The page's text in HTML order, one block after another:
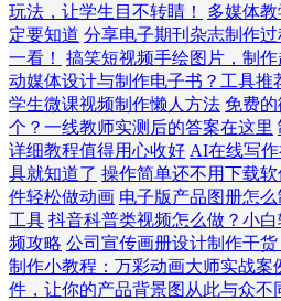
玩法，让学生目不转睛！
多媒体
定要知道 分享电子期刊杂志制作
一看！
搞笑短视频手绘图片，制
动媒体设计与制作电子书？工具推
学生微课视频制作懒人方法 免费
个？一线教师实测后的答案在这里
详细教程值得用心收好 AI在线写
具就知道了 操作简单还不用下载
件轻松做动画 电子版产品图册怎
工具 抖音科普类视频怎么做？小
频攻略 公司宣传画册设计制作干
制作小教程：万彩动画大师实战案
件，让你的产品背景图从此与众不